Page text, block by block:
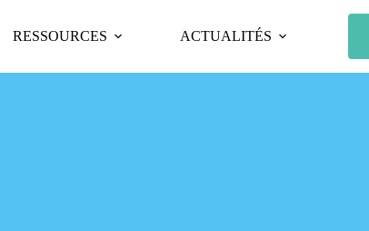
RESSOURCES ACTUALITÉS